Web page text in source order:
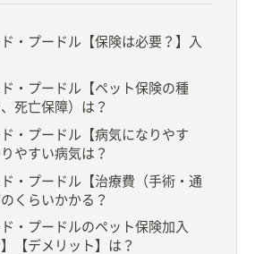
人 東京都獣医師会
物獣医学会（FASAVA） 所属
ア
・プードル【保険は必要？】入
・プードル【ペット保険の種
死亡保障）は？
・プードル【病気になりやす
やすい病気は？
・プードル【治療費（手術・通
くらいかかる？
・プードルのペット保険加入
】【デメリット】は？